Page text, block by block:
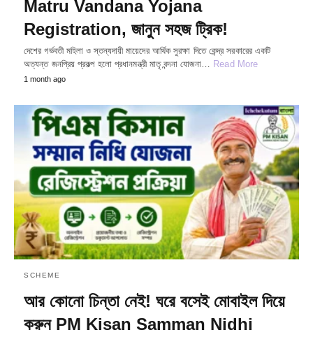
Matru Vandana Yojana
Registration, জানুন সহজ ট্রিক!
দেশের গর্ভবতী মহিলা ও স্তন্যদায়ী মায়েদের আর্থিক সুরক্ষা দিতে কেন্দ্র সরকারের একটি
অত্যন্ত জনপ্রিয় প্রকল্প হলো প্রধানমন্ত্রী মাতৃ বন্দনা যোজনা… Read More
1 month ago
SCHEME
আর কোনো চিন্তা নেই! ঘরে বসেই মোবাইল দিয়ে
করুন PM Kisan Samman Nidhi